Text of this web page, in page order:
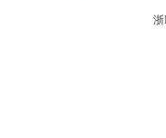
浙